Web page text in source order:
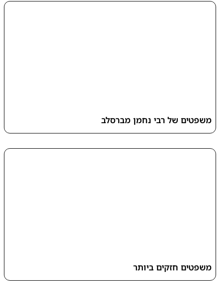
משפטים של רבי נחמן מברסלב
משפטים חזקים ביותר